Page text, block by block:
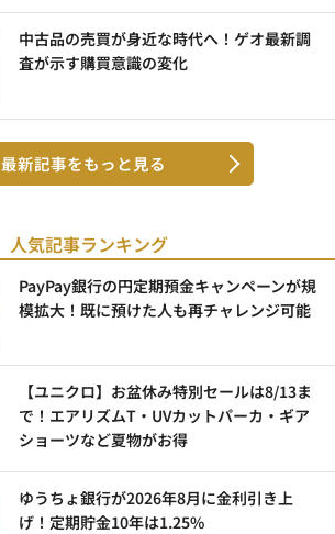
中古品の売買が身近な時代へ！ゲオ最新調
査が示す購買意識の変化
最新記事をもっと見る
人気記事ランキング
PayPay銀行の円定期預金キャンペーンが規
模拡大！既に預けた人も再チャレンジ可能
【ユニクロ】お盆休み特別セールは8/13ま
で！エアリズムT・UVカットパーカ・ギア
ショーツなど夏物がお得
ゆうちょ銀行が2026年8月に金利引き上
げ！定期貯金10年は1.25%